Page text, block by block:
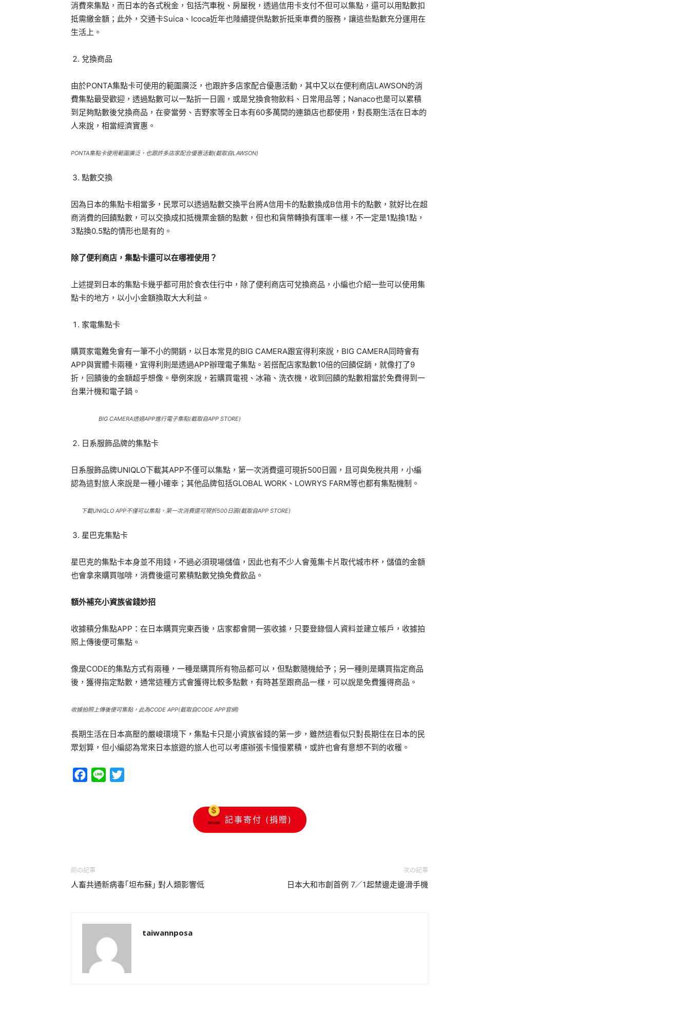
消費來集點，而日本的各式稅金，包括汽車稅、房屋稅，透過信用卡支付不但可以集點，還可以用點數扣
抵需繳金額；此外，交通卡Suica、Icoca近年也陸續提供點數折抵乘車費的服務，讓這些點數充分運用在
生活上。
兌換商品
由於PONTA集點卡可使用的範圍廣泛，也跟許多店家配合優惠活動，其中又以在便利商店LAWSON的消
費集點最受歡迎，透過點數可以一點折一日圓，或是兌換食物飲料、日常用品等；Nanaco也是可以累積
到足夠點數後兌換商品，在麥當勞、吉野家等全日本有60多萬間的連鎖店也都使用，對長期生活在日本的
人來說，相當經濟實惠。
PONTA集點卡使用範圍廣泛，也跟許多店家配合優惠活動(截取自LAWSON)
點數交換
因為日本的集點卡相當多，民眾可以透過點數交換平台將A信用卡的點數換成B信用卡的點數，就好比在超
商消費的回饋點數，可以交換成扣抵機票金額的點數，但也和貨幣轉換有匯率一樣，不一定是1點換1點，
3點換0.5點的情形也是有的。
除了便利商店，集點卡還可以在哪裡使用？
上述提到日本的集點卡幾乎都可用於食衣住行中，除了便利商店可兌換商品，小編也介紹一些可以使用集
點卡的地方，以小小金額換取大大利益。
家電集點卡
購買家電難免會有一筆不小的開銷，以日本常見的BIG CAMERA跟宜得利來說，BIG CAMERA同時會有
APP與實體卡兩種，宜得利則是透過APP辦理電子集點。若搭配店家點數10倍的回饋促銷，就像打了9
折，回饋後的金額超乎想像。舉例來說，若購買電視、冰箱、洗衣機，收到回饋的點數相當於免費得到一
台果汁機和電子鍋。
BIG CAMERA透過APP進行電子集點(截取自APP STORE)
日系服飾品牌的集點卡
日系服飾品牌UNIQLO下載其APP不僅可以集點，第一次消費還可現折500日圓，且可與免稅共用，小編
認為這對旅人來說是一種小確幸；其他品牌包括GLOBAL WORK、LOWRYS FARM等也都有集點機制。
下載UNIQLO APP不僅可以集點，第一次消費還可現折500日圓(截取自APP STORE)
星巴克集點卡
星巴克的集點卡本身並不用錢，不過必須現場儲值，因此也有不少人會蒐集卡片取代城市杯，儲值的金額
也會拿來購買咖啡，消費後還可累積點數兌換免費飲品。
額外補充小資族省錢妙招
收據積分集點APP：在日本購買完東西後，店家都會開一張收據，只要登錄個人資料並建立帳戶，收據拍
照上傳後便可集點。
像是CODE的集點方式有兩種，一種是購買所有物品都可以，但點數隨機給予；另一種則是購買指定商品
後，獲得指定點數，通常這種方式會獲得比較多點數，有時甚至跟商品一樣，可以說是免費獲得商品。
收據拍照上傳後便可集點，此為CODE APP(截取自CODE APP官網)
長期生活在日本高壓的嚴峻環境下，集點卡只是小資族省錢的第一步，雖然這看似只對長期住在日本的民
眾划算，但小編認為常來日本旅遊的旅人也可以考慮辦張卡慢慢累積，或許也會有意想不到的收穫。
Facebook
Line
記事寄付 (捐贈)
前の記事
人畜共通新病毒｢坦布蘇｣ 對人類影響低
次の記事
日本大和市創首例 7／1起禁邊走邊滑手機
taiwannposa